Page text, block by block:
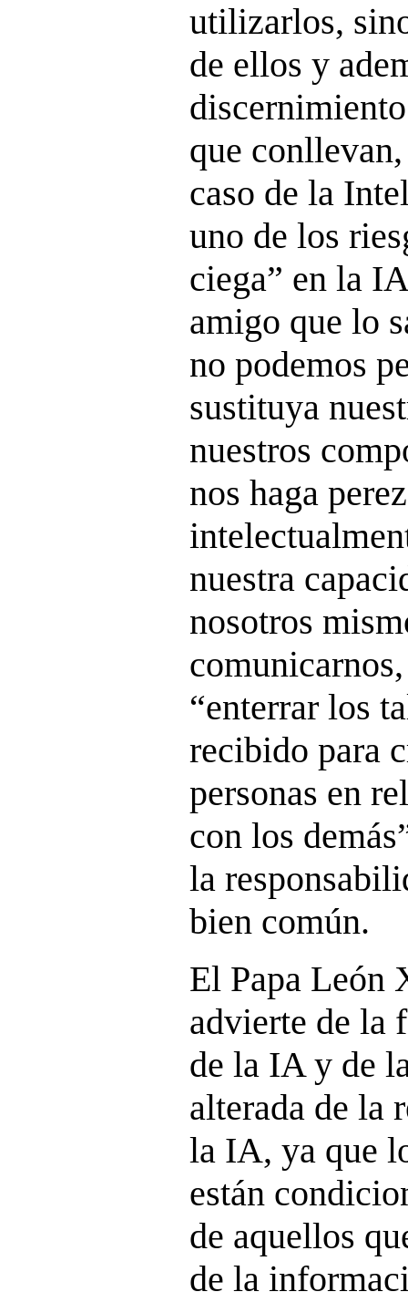
utilizarlos,
de ellos y
que
caso de la
uno de los
ciega” en la
amigo que lo
no podemos
sustituya
nuestros
nos haga
nuestra
nosotros
“enterrar los
recibido para
personas en
con los
la
bien común.
El Papa León
advierte de la
de la IA y de
alterada de la
la IA, ya que
están
de aquellos
de la